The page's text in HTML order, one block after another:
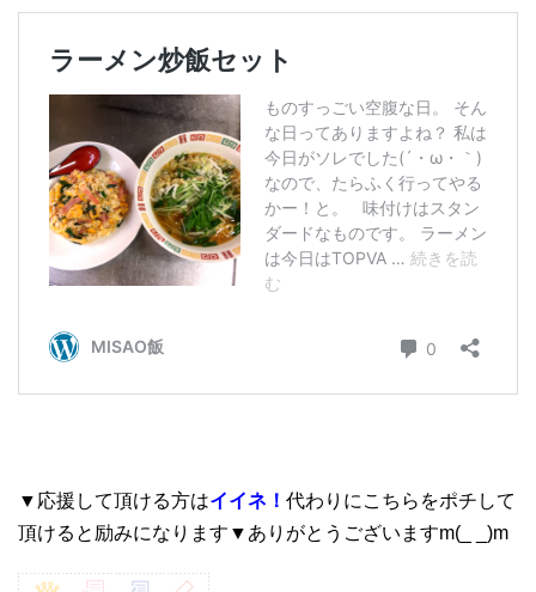
▼応援して頂ける方はイイネ！ 代わりにこちらをポチして
頂けると励みになります▼ありがとうございますm(_ _)m